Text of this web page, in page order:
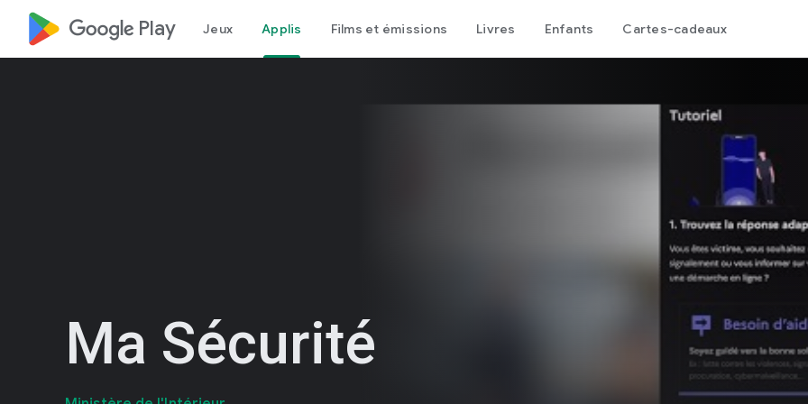
google_logo Play Jeux Applis Films et émissions Livres Enfants Cartes-cadeaux
Ma Sécurité